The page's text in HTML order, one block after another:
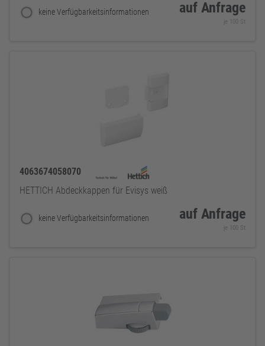
keine Verfügbarkeitsinformationen auf Anfrage
je 100 St
4063674058070
HETTICH Abdeckkappen für Evisys weiß
keine Verfügbarkeitsinformationen auf Anfrage
je 100 St